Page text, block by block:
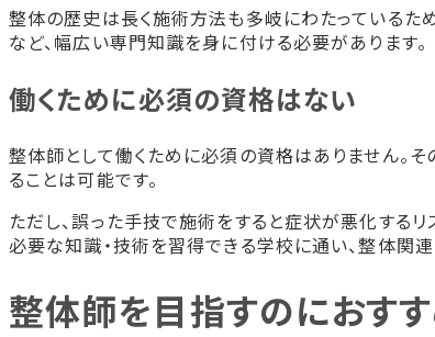
整体の歴史は長く施術方法も多岐にわたっているた
など、幅広い専門知識を身に付ける必要があります。
働くために必須の資格はない
整体師として働くために必須の資格はありません。
ることは可能です。
ただし、誤った手技で施術をすると症状が悪化するリ
必要な知識・技術を習得できる学校に通い、整体関
整体師を目指すのにおす